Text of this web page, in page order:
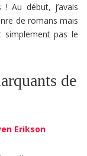
Au début, j’avais
de romans mais
simplement pas le
de
Erikson